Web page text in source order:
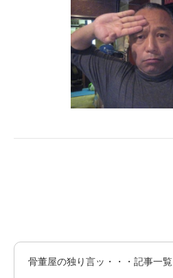
骨董屋の独り言ッ・・・記事一覧